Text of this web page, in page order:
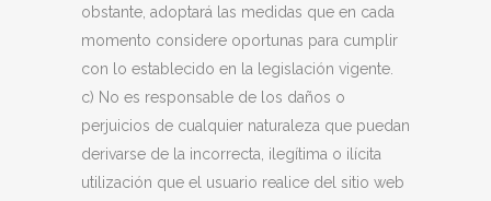
obstante, adoptará las medidas que en cada
momento considere oportunas para cumplir
con lo establecido en la legislación vigente.
c) No es responsable de los daños o
perjuicios de cualquier naturaleza que puedan
derivarse de la incorrecta, ilegítima o ilícita
utilización que el usuario realice del sitio web